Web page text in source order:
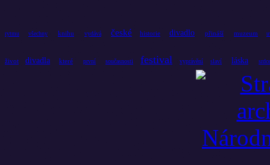
rytmu všechny knihu vydává české historie divadlo přináší muzeum
život divadla které první současnosti festival vyprávění slaví láska srdce